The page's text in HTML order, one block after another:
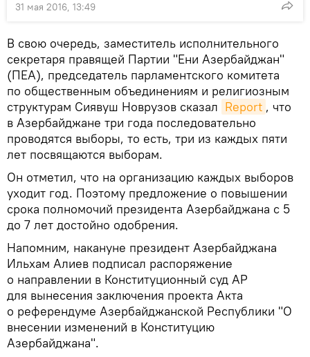
31 мая 2016, 13:49
В свою очередь, заместитель исполнительного
секретаря правящей Партии "Ени Азербайджан"
(ПЕА), председатель парламентского комитета
по общественным объединениям и религиозным
структурам Сиявуш Новрузов сказал Report , что
в Азербайджане три года последовательно
проводятся выборы, то есть, три из каждых пяти
лет посвящаются выборам.
Он отметил, что на организацию каждых выборов
уходит год. Поэтому предложение о повышении
срока полномочий президента Азербайджана с 5
до 7 лет достойно одобрения.
Напомним, накануне президент Азербайджана
Ильхам Алиев подписал распоряжение
о направлении в Конституционный суд АР
для вынесения заключения проекта Акта
о референдуме Азербайджанской Республики "О
внесении изменений в Конституцию
Азербайджана".